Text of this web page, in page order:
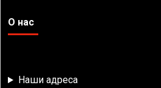
О нас
Наши адреса